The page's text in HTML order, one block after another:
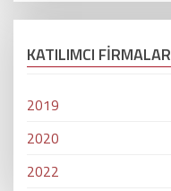
KATILIMCI FİRMALAR
2019
2020
2022